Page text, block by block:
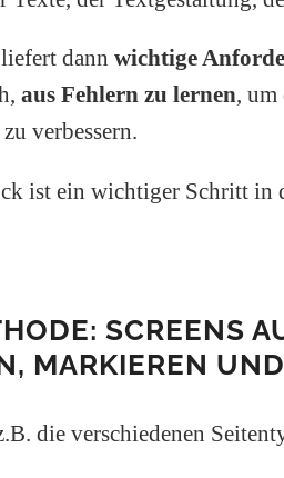
dann wichtige
aus Fehlern zu lernen, um
verbessern.
ist ein wichtiger Schritt in
SCREENS
MARKIEREN
die verschiedenen